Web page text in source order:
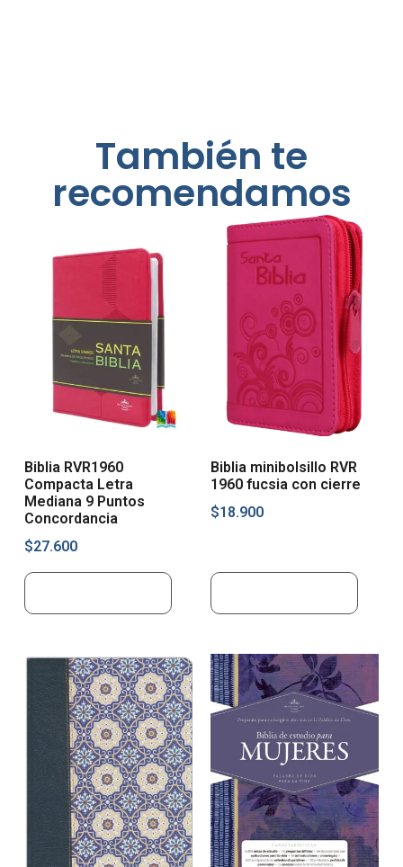
También te
recomendamos
Biblia RVR1960
Compacta Letra
Mediana 9 Puntos
Concordancia
$27.600
Biblia minibolsillo RVR
1960 fucsia con cierre
$18.900